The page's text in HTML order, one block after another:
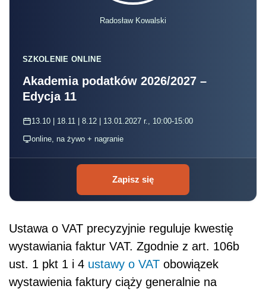
Radosław Kowalski
SZKOLENIE ONLINE
Akademia podatków 2026/2027 –
Edycja 11
13.10 | 18.11 | 8.12 | 13.01.2027 r., 10:00-15:00
online, na żywo + nagranie
Zapisz się
Ustawa o VAT precyzyjnie reguluje kwestię
wystawiania faktur VAT. Zgodnie z art. 106b
ust. 1 pkt 1 i 4 ustawy o VAT obowiązek
wystawienia faktury ciąży generalnie na